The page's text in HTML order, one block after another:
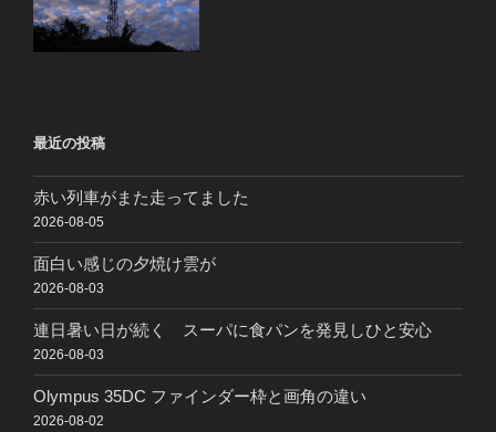
最近の投稿
赤い列車がまた走ってました
2026-08-05
面白い感じの夕焼け雲が
2026-08-03
連日暑い日が続く スーパに食パンを発見しひと安心
2026-08-03
Olympus 35DC ファインダー枠と画角の違い
2026-08-02